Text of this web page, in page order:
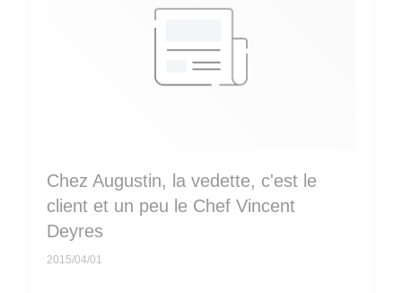
Chez Augustin, la vedette, c'est le
client et un peu le Chef Vincent
Deyres
2015/04/01